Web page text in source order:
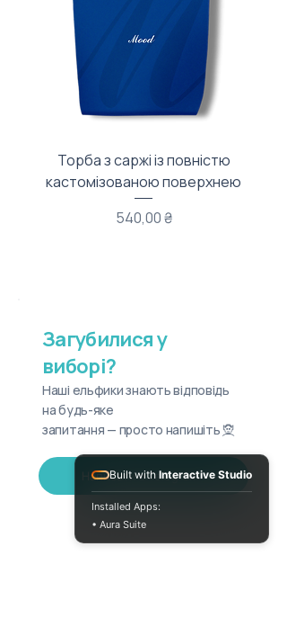
Торба з саржі із повністю
кастомізованою поверхнею
Ціна
540,00 ₴
Загубилися у
виборі?
Наші ельфики знають відповідь
на будь-яке
запитання — просто напишіть 🧝
Написати в Telegram
Built with Interactive Studio
Installed Apps:
• Aura Suite